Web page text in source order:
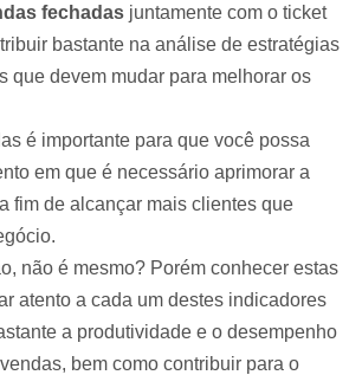
fechadas juntamente com o ticket
bastante na análise de estratégias
que devem mudar para melhorar os
é importante para que você possa
em que é necessário aprimorar a
fim de alcançar mais clientes que
não é mesmo? Porém conhecer estas
atento a cada um destes indicadores
a produtividade e o desempenho
bem como contribuir para o